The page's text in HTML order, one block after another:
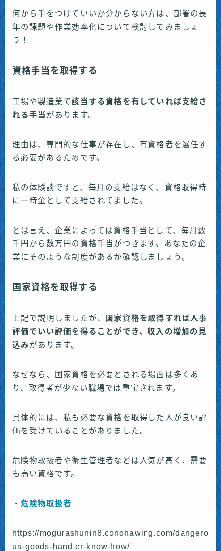
何から手をつけていいか分からない方は、部署の長
年の課題や作業効率化について検討してみましょ
う！
資格手当を取得する
工場や製造業で該当する資格を有していれば支給さ
れる手当 があります。
理由は、専門的な仕事が存在し、有資格者を選任す
る必要があるためです。
私の体験談ですと、毎月の支給はなく、資格取得時
に一時金として支給されてました。
とは言え、企業によっては資格手当として、毎月数
千円から数万円の資格手当がつきます。あなたの企
業にそのような制度があるか確認しましょう。
国家資格を取得する
上記で説明しましたが、
国家資格を取得すれば人事
評価でいい評価を得ることができ、収入の増加の見
込みがあります。
なぜなら、国家資格を必要とされる場面は多くあ
り、取得者が少ない職場では重宝されます。
具体的には、私も必要な資格を取得した人が良い評
価を受けていることがありました。
危険物取扱者や衛生管理者などは人気が高く、需要
も高い資格です。
・危険物取扱者
https://mogurashunin8.conohawing.com/dangero
us-goods-handler-know-how/